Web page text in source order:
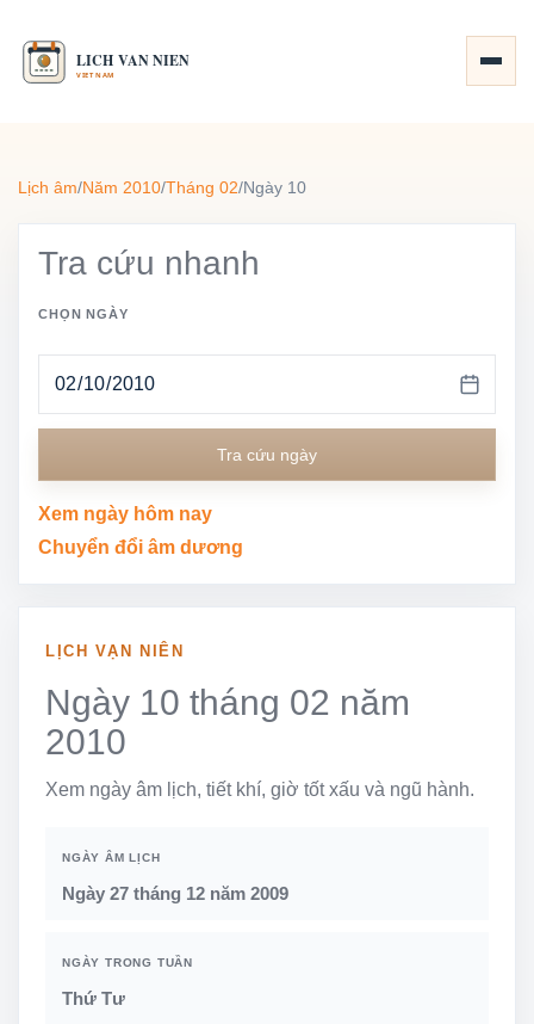
Lịch âm/Năm 2010/Tháng 02/Ngày 10
Tra cứu nhanh
CHỌN NGÀY
Tra cứu ngày
Xem ngày hôm nay
Chuyển đổi âm dương
LỊCH VẠN NIÊN
Ngày 10 tháng 02 năm
2010
Xem ngày âm lịch, tiết khí, giờ tốt xấu và ngũ hành.
NGÀY ÂM LỊCH
Ngày 27 tháng 12 năm 2009
NGÀY TRONG TUẦN
Thứ Tư